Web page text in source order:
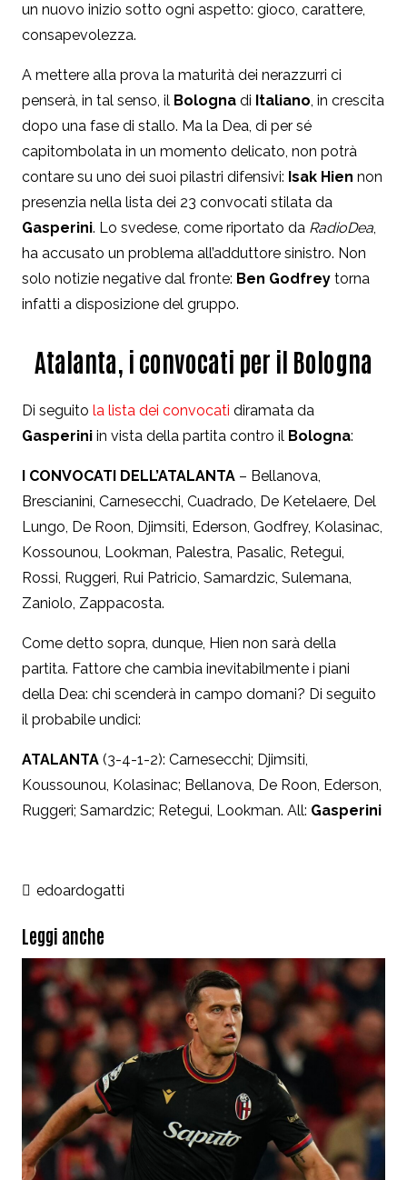
un nuovo inizio sotto ogni aspetto: gioco, carattere,
consapevolezza.
A mettere alla prova la maturità dei nerazzurri ci
penserà, in tal senso, il Bologna di Italiano, in crescita
dopo una fase di stallo. Ma la Dea, di per sé
capitombolata in un momento delicato, non potrà
contare su uno dei suoi pilastri difensivi: Isak Hien non
presenzia nella lista dei 23 convocati stilata da
Gasperini. Lo svedese, come riportato da RadioDea,
ha accusato un problema all’adduttore sinistro. Non
solo notizie negative dal fronte: Ben Godfrey torna
infatti a disposizione del gruppo.
Atalanta, i convocati per il Bologna
Di seguito la lista dei convocati diramata da
Gasperini in vista della partita contro il Bologna:
I CONVOCATI DELL’ATALANTA – Bellanova,
Brescianini, Carnesecchi, Cuadrado, De Ketelaere, Del
Lungo, De Roon, Djimsiti, Ederson, Godfrey, Kolasinac,
Kossounou, Lookman, Palestra, Pasalic, Retegui,
Rossi, Ruggeri, Rui Patricio, Samardzic, Sulemana,
Zaniolo, Zappacosta.
Come detto sopra, dunque, Hien non sarà della
partita. Fattore che cambia inevitabilmente i piani
della Dea: chi scenderà in campo domani? Di seguito
il probabile undici:
ATALANTA (3-4-1-2): Carnesecchi; Djimsiti,
Koussounou, Kolasinac; Bellanova, De Roon, Ederson,
Ruggeri; Samardzic; Retegui, Lookman. All: Gasperini
edoardogatti
Leggi anche